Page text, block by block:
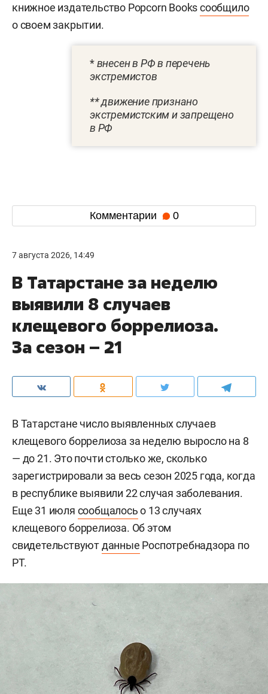
книжное издательство Popcorn Booksсообщило
о своем закрытии.
*внесен в РФ в перечень
экстремистов
** движение признано
экстремистским и запрещено
в РФ
Комментарии 0
7 августа 2026, 14:49
В Татарстане за неделю
выявили 8 случаев
клещевого боррелиоза.
За сезон – 21
В Татарстане число выявленных случаев
клещевого боррелиоза за неделю выросло на 8
— до 21. Это почти столько же, сколько
зарегистрировали за весь сезон 2025 года, когда
в республике выявили 22 случая заболевания.
Еще 31 июля сообщалосьо 13 случаях
клещевого боррелиоза. Об этом
свидетельствуютданные Роспотребнадзора по
РТ.